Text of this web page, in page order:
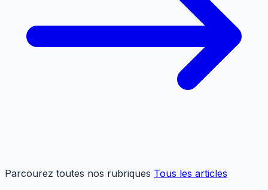
Parcourez toutes nos rubriques Tous les articles